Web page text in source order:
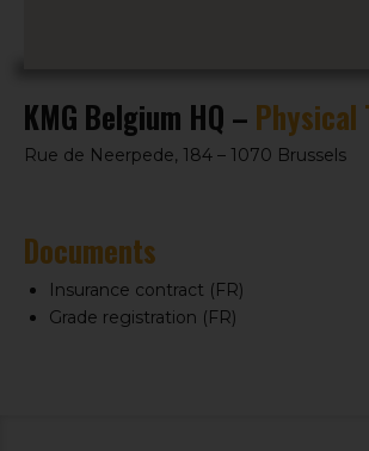
KMG Belgium HQ – Physical
Rue de Neerpede, 184 – 1070 Brussels
Documents
Insurance contract (FR)
Grade registration (FR)